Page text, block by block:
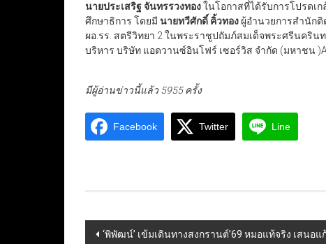
นายประเสริฐ จันทรรวงทองในโอกาสที่ได้รับการโปรดเ
ศึกษาธิการ โดยมี นายทวีศักดิ์ คิ้วทอง ผู้อำนวยการสำนักติ
ผอ.รร. สตรีวิทยา 2 ในพระราชูปถัมภ์สมเด็จพระศรีนคริ
บริหาร บริษัท แอดวานซ์อินโฟร์ เซอร์วิส จำกัด (มหาชน
มีผู้อ่านข่าวนี้แล้ว 5955 ครั้ง
Facebook Twitter Line
Post
‘พิพัฒน์’ เข้มเดินทางสงกรานต์’69 หมอแท้จริง เสน